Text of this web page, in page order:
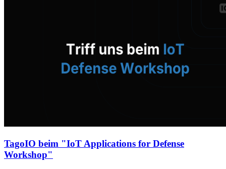
TagoIO beim "IoT Applications for Defense
Workshop"